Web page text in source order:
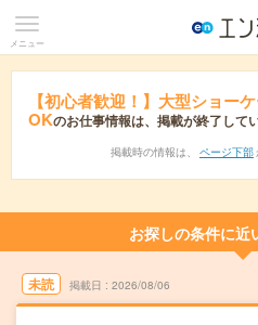
メニュー
【初心者歓迎！】大型ショー
OKのお仕事情報は、掲載が終了して
掲載時の情報は、 ページ下部
お探しの条件に近
未読 掲載日 2026/08/06